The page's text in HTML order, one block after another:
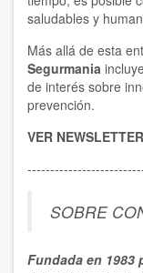
saludables y
Más allá de esta
Segurmania
de interés sobre
prevención.
VER
SOBRE
Fundada en 1983